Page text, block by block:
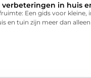
verbeteringen in huis
Een gids voor kleine,
en tuin zijn meer dan